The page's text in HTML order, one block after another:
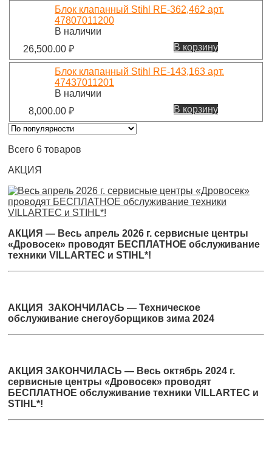
Блок клапанный Stihl RE-362,462 арт.
47807011200
В наличии
26,500.00 ₽ В корзину
Блок клапанный Stihl RE-143,163 арт.
47437011201
В наличии
8,000.00 ₽ В корзину
Всего 6 товаров
АКЦИЯ
АКЦИЯ — Весь апрель 2026 г. сервисные центры
«Дровосек» проводят БЕСПЛАТНОЕ обслуживание
техники VILLARTEC и STIHL*!
АКЦИЯ ЗАКОНЧИЛАСЬ — Техническое
обслуживание снегоуборщиков зима 2024
АКЦИЯ ЗАКОНЧИЛАСЬ — Весь октябрь 2024 г.
сервисные центры «Дровосек» проводят
БЕСПЛАТНОЕ обслуживание техники VILLARTEC и
STIHL*!